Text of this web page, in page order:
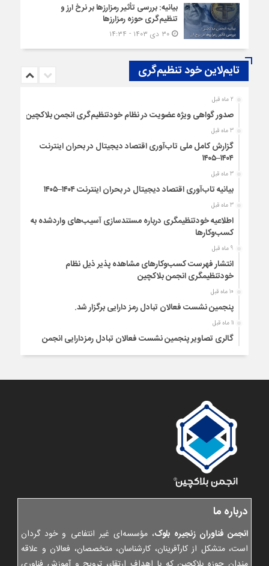
بیانیه: بررسی تأثیر رمزارزها بر نرخ ارز و
تنظیم‌گری حوزه رمزارزها
۳۰ دی ۱۴۰۳ - ۱۴:۳۴
تایم‌لاین خود تنظیم‌گری
2 ماه قبل
صدور گواهی ویژه عضویت در نظام خودتنظیم‌گری انجمن بلاکچین
3 ماه قبل
گزارش کامل ملی تاب‌آوری اقتصاد دیجیتال در بحران اینترنت
۱۴۰۴–۱۴۰۵
3 ماه قبل
بیانیه تاب‌آوری اقتصاد دیجیتال در بحران اینترنت ۱۴۰۴–۱۴۰۵
3 ماه قبل
اطلاعیه خودتنظیمگری درباره مستندسازی آسیب‌های واردشده به
کسب‌وکارها
9 ماه قبل
انتشار فهرست کسب‌وکارهای مشاهده پذیر ذیل نظام
خودتنظیمگری انجمن بلاکچین
10 ماه قبل
پنجمین نشست فعالان تبادل رمز دارایی برگزار شد.
11 ماه قبل
گالری تصاویر پنجمین نشست فعالان تبادل رمزدارایی انجمن
شیوه نامه اطلاع رسانی عضویت کسب و کارها در خودتنظیمگری
اطلاع رسانی عضویت در نظام خودتنظیمگری انجمن بلاکچین
1 سال قبل
بیانیه انجمن بلاکچین در دفاع از حقوق کاربران و کسب و کارهای
شفاف تبادل رمزدارایی
نشست امضای قرارداد صلح برای کسب‌وکارهای دور چهارم فاز اول
خودتنظیم‌گری
پیگیری نتایج نشست چهارم فعالان تبادل و توسعه همکاری‌های
جدید
درباره ما
انجمن فناوران زنجیره بلوک، مؤسسه‌ای غیر انتفاعی و خود گردان
است، متشکل از کارآفرینان، کارشناسان، متخصصان، فعالان و علاقه